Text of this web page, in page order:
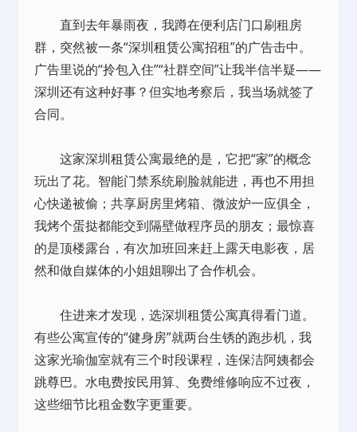
直到去年暴雨夜，我蹲在便利店门口刷租房
群，突然被一条“深圳租赁公寓招租”的广告击中。
广告里说的“拎包入住”“社群空间”让我半信半疑——
深圳还有这种好事？但实地考察后，我当场就签了
合同。
这家深圳租赁公寓最绝的是，它把“家”的概念
玩出了花。智能门禁系统刷脸就能进，再也不用担
心快递被偷；共享厨房里烤箱、微波炉一应俱全，
我烤个蛋挞都能交到隔壁做程序员的朋友；最惊喜
的是顶楼露台，有次加班回来赶上露天电影夜，居
然和做自媒体的小姐姐聊出了合作机会。
住进来才发现，选深圳租赁公寓真得看门道。
有些公寓宣传的“健身房”就两台生锈的跑步机，我
这家光瑜伽室就有三个时段课程，连保洁阿姨都会
跳尊巴。水电费按民用算、免费维修响应不过夜，
这些细节比租金数字更重要。